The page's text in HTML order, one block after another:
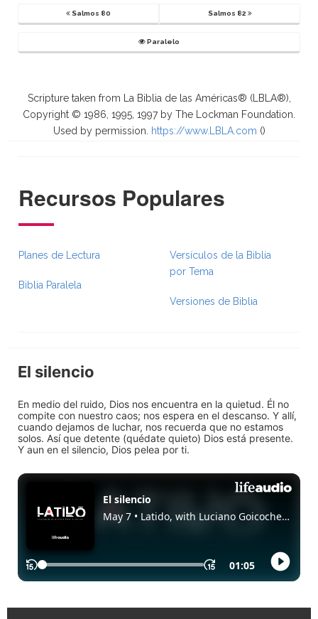
Salmos 80 Salmos 82
Paralelo
Scripture taken from La Biblia de las Américas® (LBLA®),
Copyright © 1986, 1995, 1997 by The Lockman Foundation.
Used by permission.
https://www.LBLA.com ()
Recursos Populares
Planes de Lectura
Biblia Paralela
Versículos de la Biblia
por Tema
Versiones de Biblia
El silencio
En medio del ruido, Dios nos encuentra en la quietud. Él no
compite con nuestro caos; nos espera en el descanso. Y allí,
cuando dejamos de luchar, nos recuerda que no estamos
solos. Así que detente (quédate quieto) Dios está presente.
Y aun en el silencio, Dios pelea por ti.